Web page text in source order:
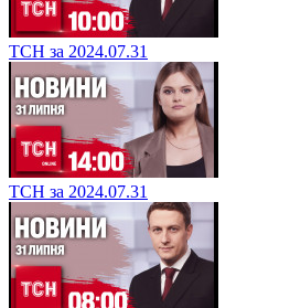
ТСН за 2024.07.31
ТСН за 2024.07.31